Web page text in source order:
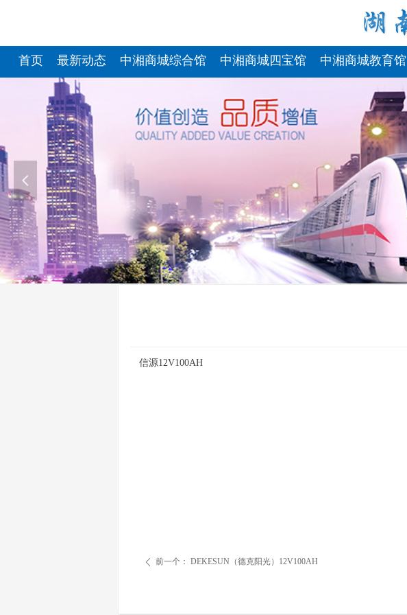
首页 最新动态 中湘商城综合馆 中湘商城四宝馆 中湘商城教育馆
넳
ꄴ 前一个： DEKESUN（德克阳光）12V100AH
信源12V100AH